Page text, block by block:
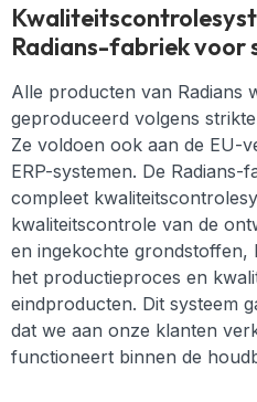
Radians-fabriek voor
Alle producten van Radians
geproduceerd volgens
Ze voldoen ook aan de EU-
ERP-systemen. De
compleet
kwaliteitscontrole van de
en ingekochte grondstoffen,
het productieproces en
eindproducten. Dit systeem
dat we aan onze klanten
functioneert binnen de